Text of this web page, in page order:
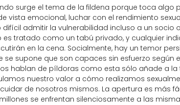
surge el tema de la fildena porque toca algo
vista emocional, luchar con el rendimiento
admitir la vulnerabilidad incluso a un socio
tratado como un tabú privado, y cualquier
en la cena. Socialmente, hay un temor
supone que son capaces sin esfuerzo según
hablan de píldoras como esta sólo añade a la
nuestro valor a cómo realizamos
de nosotros mismos. La apertura es más
se enfrentan silenciosamente a las